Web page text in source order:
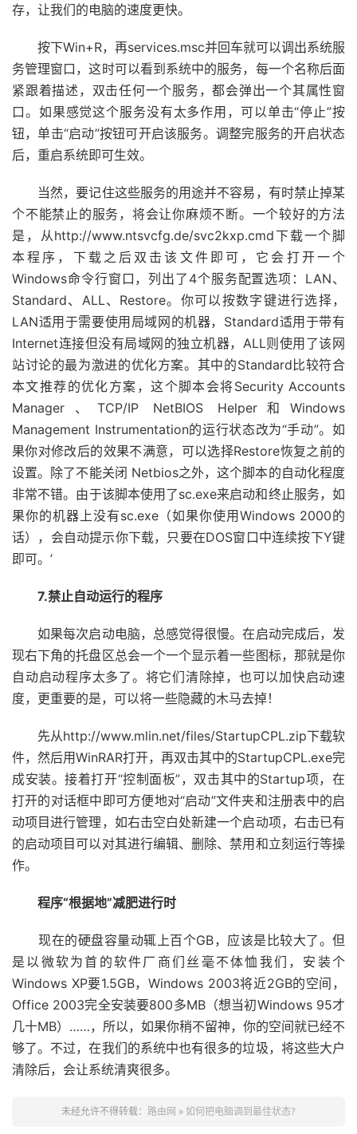
存，让我们的电脑的速度更快。
按下Win+R，再services.msc并回车就可以调出系统服
务管理窗口，这时可以看到系统中的服务，每一个名称后面
紧跟着描述，双击任何一个服务，都会弹出一个其属性窗
口。如果感觉这个服务没有太多作用，可以单击“停止”按
钮，单击“启动”按钮可开启该服务。调整完服务的开启状态
后，重启系统即可生效。
当然，要记住这些服务的用途并不容易，有时禁止掉某
个不能禁止的服务，将会让你麻烦不断。一个较好的方法
是，从http://www.ntsvcfg.de/svc2kxp.cmd下载一个脚
本程序，下载之后双击该文件即可，它会打开一个
Windows命令行窗口，列出了4个服务配置选项：LAN、
Standard、ALL、Restore。你可以按数字键进行选择，
LAN适用于需要使用局域网的机器，Standard适用于带有
Internet连接但没有局域网的独立机器，ALL则使用了该网
站讨论的最为激进的优化方案。其中的Standard比较符合
本文推荐的优化方案，这个脚本会将Security Accounts
Manager、TCP/IP NetBIOS Helper和Windows
Management Instrumentation的运行状态改为“手动”。如
果你对修改后的效果不满意，可以选择Restore恢复之前的
设置。除了不能关闭 Netbios之外，这个脚本的自动化程度
非常不错。由于该脚本使用了sc.exe来启动和终止服务，如
果你的机器上没有sc.exe（如果你使用Windows 2000的
话），会自动提示你下载，只要在DOS窗口中连续按下Y键
即可。’
7.禁止自动运行的程序
如果每次启动电脑，总感觉得很慢。在启动完成后，发
现右下角的托盘区总会一个一个显示着一些图标，那就是你
自动启动程序太多了。将它们清除掉，也可以加快启动速
度，更重要的是，可以将一些隐藏的木马去掉！
先从http://www.mlin.net/files/StartupCPL.zip下载软
件，然后用WinRAR打开，再双击其中的StartupCPL.exe完
成安装。接着打开“控制面板”，双击其中的Startup项，在
打开的对话框中即可方便地对“启动”文件夹和注册表中的启
动项目进行管理，如右击空白处新建一个启动项，右击已有
的启动项目可以对其进行编辑、删除、禁用和立刻运行等操
作。
程序“根据地”减肥进行时
现在的硬盘容量动辄上百个GB，应该是比较大了。但
是以微软为首的软件厂商们丝毫不体恤我们，安装个
Windows XP要1.5GB，Windows 2003将近2GB的空间，
Office 2003完全安装要800多MB（想当初Windows 95才
几十MB）……，所以，如果你稍不留神，你的空间就已经不
够了。不过，在我们的系统中也有很多的垃圾，将这些大户
清除后，会让系统清爽很多。
未经允许不得转载： 路由网 » 如何把电脑调到最佳状态?